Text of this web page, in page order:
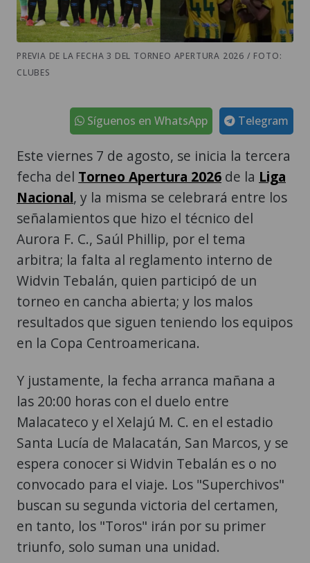
PREVIA DE LA FECHA 3 DEL TORNEO APERTURA 2026 / FOTO:
CLUBES
Telegram
Síguenos en WhatsApp
Este viernes 7 de agosto, se inicia la tercera
fecha del Torneo Apertura 2026 de la Liga
Nacional, y la misma se celebrará entre los
señalamientos que hizo el técnico del
Aurora F. C., Saúl Phillip, por el tema
arbitra; la falta al reglamento interno de
Widvin Tebalán, quien participó de un
torneo en cancha abierta; y los malos
resultados que siguen teniendo los equipos
en la Copa Centroamericana.
Y justamente, la fecha arranca mañana a
las 20:00 horas con el duelo entre
Malacateco y el Xelajú M. C. en el estadio
Santa Lucía de Malacatán, San Marcos, y se
espera conocer si Widvin Tebalán es o no
convocado para el viaje. Los "Superchivos"
buscan su segunda victoria del certamen,
en tanto, los "Toros" irán por su primer
triunfo, solo suman una unidad.